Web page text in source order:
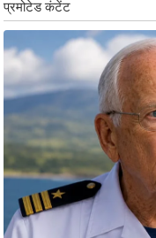
ड
ल्म
स
B
r
e
a